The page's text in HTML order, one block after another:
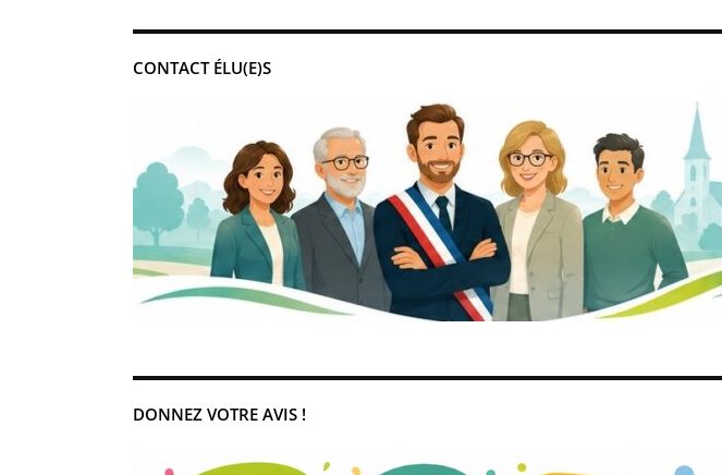
CONTACT ÉLU(E)S
DONNEZ VOTRE AVIS !